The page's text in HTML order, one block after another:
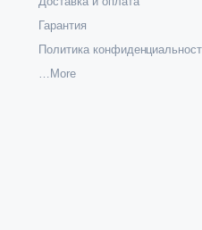
Гарантия
Политика
…More